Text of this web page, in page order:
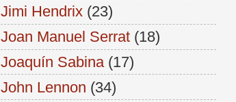
Jimi Hendrix (23)
Joan Manuel Serrat (18)
Joaquín Sabina (17)
John Lennon (34)